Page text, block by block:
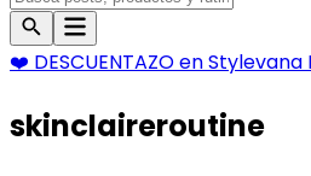
❤️ DESCUENTAZOen Stylevana
skinclaireroutine